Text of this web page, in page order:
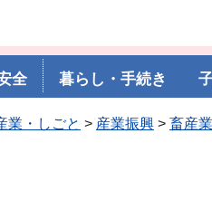
全 暮らし・手続き
業・しごと > 産業振興 > 畜産業